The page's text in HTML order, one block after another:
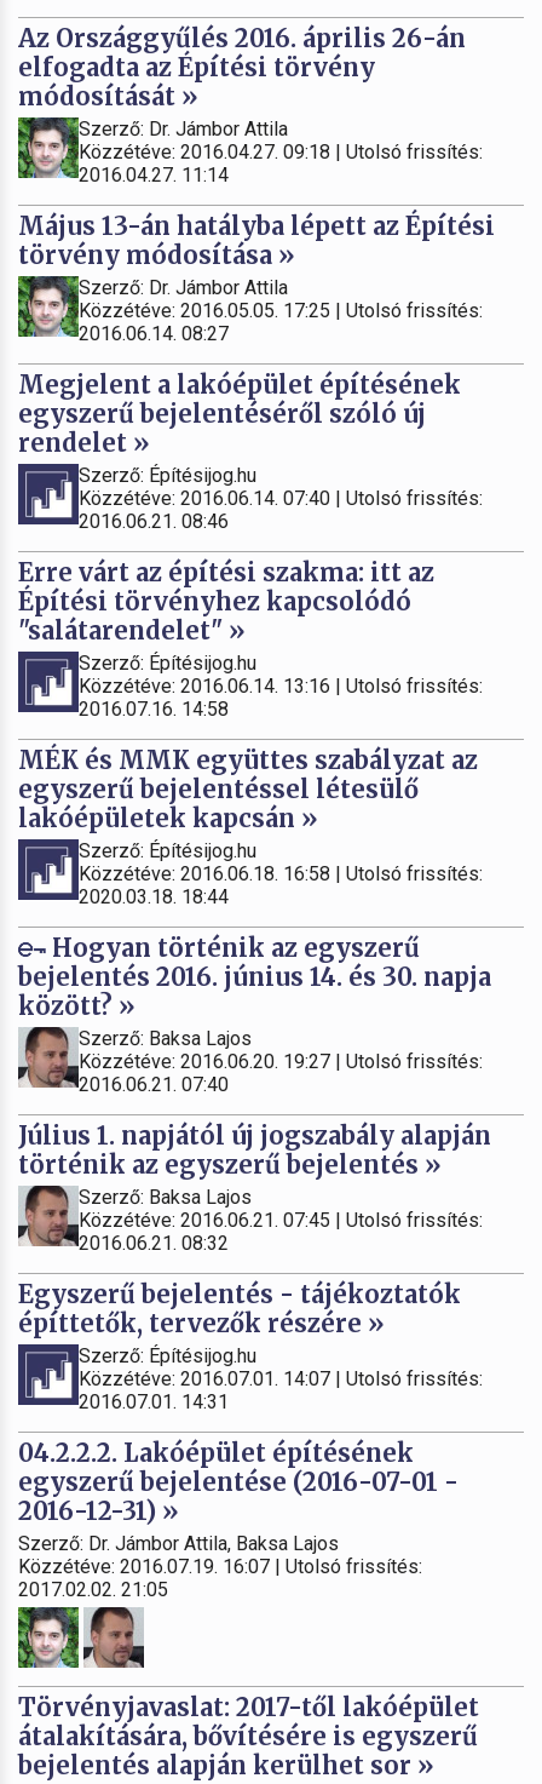
Az Országgyűlés 2016. április 26-án
elfogadta az Építési törvény
módosítását »
Szerző: Dr. Jámbor Attila
Közzétéve: 2016.04.27. 09:18 | Utolsó frissítés:
2016.04.27. 11:14
Május 13-án hatályba lépett az Építési
törvény módosítása »
Szerző: Dr. Jámbor Attila
Közzétéve: 2016.05.05. 17:25 | Utolsó frissítés:
2016.06.14. 08:27
Megjelent a lakóépület építésének
egyszerű bejelentéséről szóló új
rendelet »
Szerző: Építésijog.hu
Közzétéve: 2016.06.14. 07:40 | Utolsó frissítés:
2016.06.21. 08:46
Erre várt az építési szakma: itt az
Építési törvényhez kapcsolódó
"salátarendelet" »
Szerző: Építésijog.hu
Közzétéve: 2016.06.14. 13:16 | Utolsó frissítés:
2016.07.16. 14:58
MÉK és MMK együttes szabályzat az
egyszerű bejelentéssel létesülő
lakóépületek kapcsán »
Szerző: Építésijog.hu
Közzétéve: 2016.06.18. 16:58 | Utolsó frissítés:
2020.03.18. 18:44
Hogyan történik az egyszerű
bejelentés 2016. június 14. és 30. napja
között? »
Szerző: Baksa Lajos
Közzétéve: 2016.06.20. 19:27 | Utolsó frissítés:
2016.06.21. 07:40
Július 1. napjától új jogszabály alapján
történik az egyszerű bejelentés »
Szerző: Baksa Lajos
Közzétéve: 2016.06.21. 07:45 | Utolsó frissítés:
2016.06.21. 08:32
Egyszerű bejelentés - tájékoztatók
építtetők, tervezők részére »
Szerző: Építésijog.hu
Közzétéve: 2016.07.01. 14:07 | Utolsó frissítés:
2016.07.01. 14:31
04.2.2.2. Lakóépület építésének
egyszerű bejelentése (2016-07-01 -
2016-12-31) »
Szerző: Dr. Jámbor Attila, Baksa Lajos
Közzétéve: 2016.07.19. 16:07 | Utolsó frissítés:
2017.02.02. 21:05
Törvényjavaslat: 2017-től lakóépület
átalakítására, bővítésére is egyszerű
bejelentés alapján kerülhet sor »